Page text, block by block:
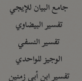
جامع البيان للإيجي
تفسير البيضاوي
تفسير النسفي
الوجيز للواحدي
تفسير ابن أبي زمنين